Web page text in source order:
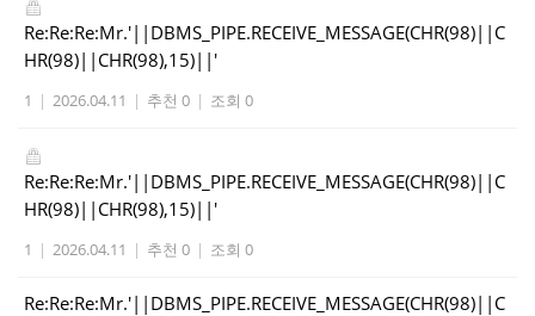
Re:Re:Re:Mr.'||DBMS_PIPE.RECEIVE_MESSAGE(CHR(98)||C
HR(98)||CHR(98),15)||'
1 | 2026.04.11 | 추천 0 | 조회 0
Re:Re:Re:Mr.'||DBMS_PIPE.RECEIVE_MESSAGE(CHR(98)||C
HR(98)||CHR(98),15)||'
1 | 2026.04.11 | 추천 0 | 조회 0
Re:Re:Re:Mr.'||DBMS_PIPE.RECEIVE_MESSAGE(CHR(98)||C